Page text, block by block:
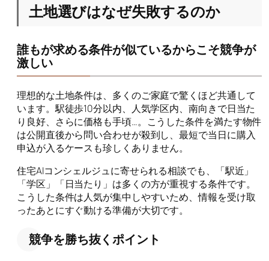
土地選びはなぜ失敗するのか
誰もが求める条件が似ているからこそ競争が
激しい
理想的な土地条件は、多くのご家庭で驚くほど共通して
います。駅徒歩10分以内、人気学区内、南向きで日当た
り良好、さらに価格も手頃…。こうした条件を満たす物件
は公開直後から問い合わせが殺到し、最短で当日に購入
申込が入るケースも珍しくありません。
住宅AIコンシェルジュに寄せられる相談でも、「駅近」
「学区」「日当たり」は多くの方が重視する条件です。
こうした条件は人気が集中しやすいため、情報を受け取
ったあとにすぐ動ける準備が大切です。
競争を勝ち抜くポイント